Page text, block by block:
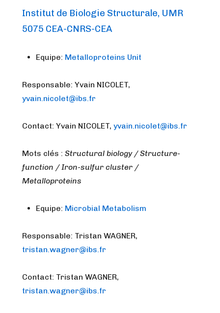
Institut de Biologie Structurale, UMR
5075 CEA-CNRS-CEA
Equipe: Metalloproteins Unit
Responsable: Yvain NICOLET,
yvain.nicolet@ibs.fr
Contact: Yvain NICOLET, yvain.nicolet@ibs.fr
Mots clés : Structural biology / Structure-
function / Iron-sulfur cluster /
Metalloproteins
Equipe: Microbial Metabolism
Responsable: Tristan WAGNER,
tristan.wagner@ibs.fr
Contact: Tristan WAGNER,
tristan.wagner@ibs.fr